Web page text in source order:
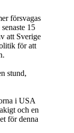
försvagas
15
att Sverige
för att
stund,
i USA
och en
för denna